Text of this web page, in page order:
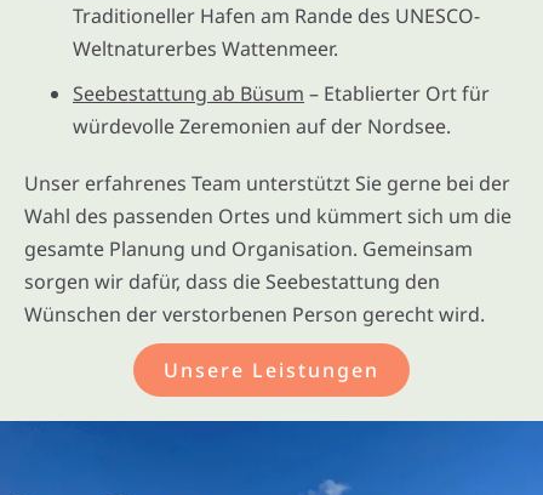
Traditioneller Hafen am Rande des UNESCO-
Weltnaturerbes Wattenmeer.
Seebestattung ab Büsum – Etablierter Ort für
würdevolle Zeremonien auf der Nordsee.
Unser erfahrenes Team unterstützt Sie gerne bei der
Wahl des passenden Ortes und kümmert sich um die
gesamte Planung und Organisation. Gemeinsam
sorgen wir dafür, dass die Seebestattung den
Wünschen der verstorbenen Person gerecht wird.
Unsere Leistungen